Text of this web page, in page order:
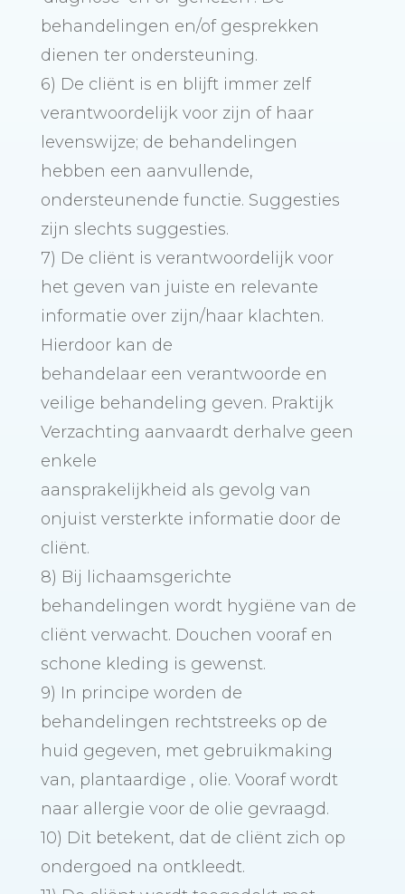
behandelingen en/of gesprekken
dienen ter ondersteuning.
6) De cliënt is en blijft immer zelf
verantwoordelijk voor zijn of haar
levenswijze; de behandelingen
hebben een aanvullende,
ondersteunende functie. Suggesties
zijn slechts suggesties.
7) De cliënt is verantwoordelijk voor
het geven van juiste en relevante
informatie over zijn/haar klachten.
Hierdoor kan de
behandelaar een verantwoorde en
veilige behandeling geven. Praktijk
Verzachting aanvaardt derhalve geen
enkele
aansprakelijkheid als gevolg van
onjuist versterkte informatie door de
cliënt.
8) Bij lichaamsgerichte
behandelingen wordt hygiëne van de
cliënt verwacht. Douchen vooraf en
schone kleding is gewenst.
9) In principe worden de
behandelingen rechtstreeks op de
huid gegeven, met gebruikmaking
van, plantaardige , olie. Vooraf wordt
naar allergie voor de olie gevraagd.
10) Dit betekent, dat de cliënt zich op
ondergoed na ontkleedt.